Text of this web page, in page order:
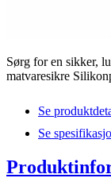
Sørg for en sikker,
matvaresikre
Se
Se